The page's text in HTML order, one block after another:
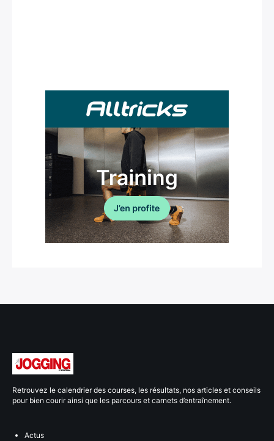
Retrouvez le calendrier des courses, les résultats, nos articles et conseils
pour bien courir ainsi que les parcours et carnets d’entraînement.
Actus